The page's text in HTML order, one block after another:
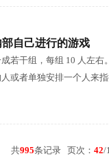
自己进行的游戏
若干组，每组 10 人左
或者单独安排一个人来
共995条记录 页次： 42/